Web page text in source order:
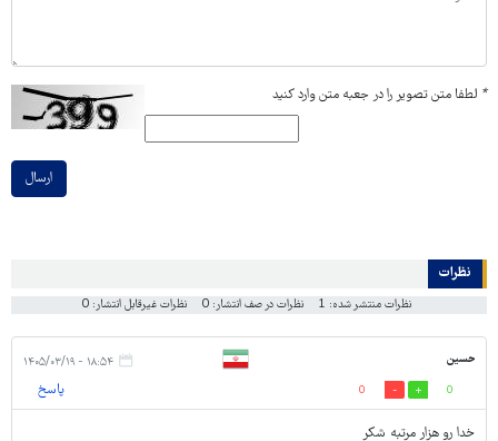
* لطفا متن تصویر را در جعبه متن وارد کنید
ارسال
نظرات
نظرات منتشر شده: 1 نظرات در صف انتشار: 0 نظرات غیرقابل انتشار: 0
حسین ۱۸:۵۴ - ۱۴۰۵/۰۳/۱۹
0
0 پاسخ
خدا رو هزار مرتبه شکر